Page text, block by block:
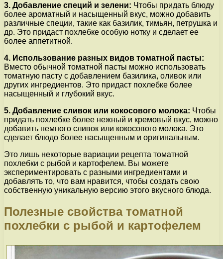
3. Добавление специй и зелени: Чтобы придать блюду
более ароматный и насыщенный вкус, можно добавить
различные специи, такие как базилик, тимьян, петрушка и
др. Это придаст похлебке особую нотку и сделает ее
более аппетитной.
4. Использование разных видов томатной пасты:
Вместо обычной томатной пасты можно использовать
томатную пасту с добавлением базилика, оливок или
других ингредиентов. Это придаст похлебке более
насыщенный и глубокий вкус.
5. Добавление сливок или кокосового молока: Чтобы
придать похлебке более нежный и кремовый вкус, можно
добавить немного сливок или кокосового молока. Это
сделает блюдо более насыщенным и оригинальным.
Это лишь некоторые вариации рецепта томатной
похлебки с рыбой и картофелем. Вы можете
экспериментировать с разными ингредиентами и
добавлять то, что вам нравится, чтобы создать свою
собственную уникальную версию этого вкусного блюда.
Полезные свойства томатной
похлебки с рыбой и картофелем